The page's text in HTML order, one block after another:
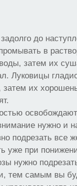
до
в
воды, затем их
Луковицы
затем их
нужно и
подрезать все
уже при
нужно
тем самым вы